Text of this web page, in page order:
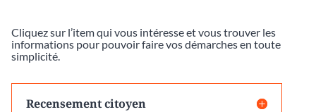
Cliquez sur l’item qui vous intéresse et vous trouver les
informations pour pouvoir faire vos démarches en toute
simplicité.
Recensement citoyen